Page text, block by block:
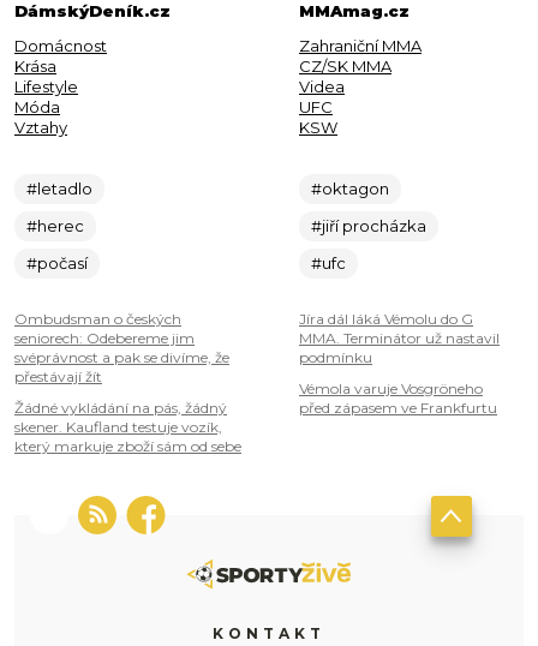
DámskýDeník.cz
Domácnost
Krása
Lifestyle
Móda
Vztahy
#letadlo
#herec
#počasí
Ombudsman o českých
seniorech: Odebereme jim
svéprávnost a pak se divíme, že
přestávají žít
Žádné vykládání na pás, žádný
skener. Kaufland testuje vozík,
který markuje zboží sám od sebe
MMAmag.cz
Zahraniční MMA
CZ/SK MMA
Videa
UFC
KSW
#oktagon
#jiří procházka
#ufc
Jíra dál láká Vémolu do G
MMA. Terminátor už nastavil
podmínku
Vémola varuje Vosgröneho
před zápasem ve Frankfurtu
KONTAKT